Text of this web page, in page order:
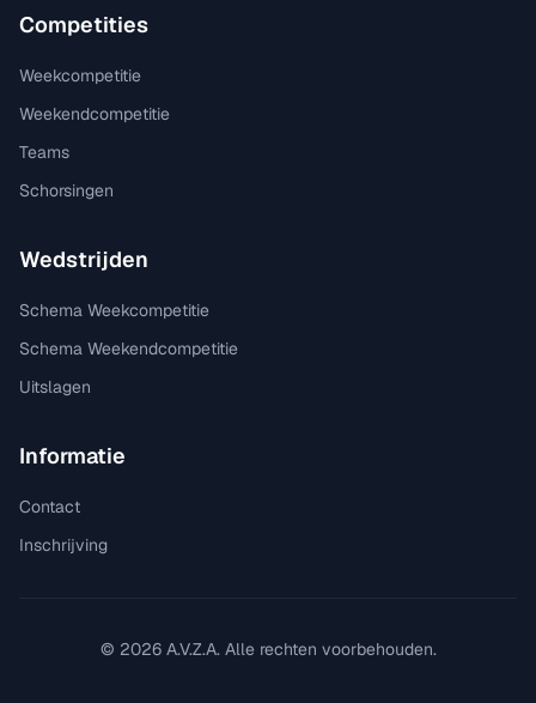
Competities
Weekcompetitie
Weekendcompetitie
Teams
Schorsingen
Wedstrijden
Schema Weekcompetitie
Schema Weekendcompetitie
Uitslagen
Informatie
Contact
Inschrijving
© 2026A.V.Z.A. Alle rechten voorbehouden.